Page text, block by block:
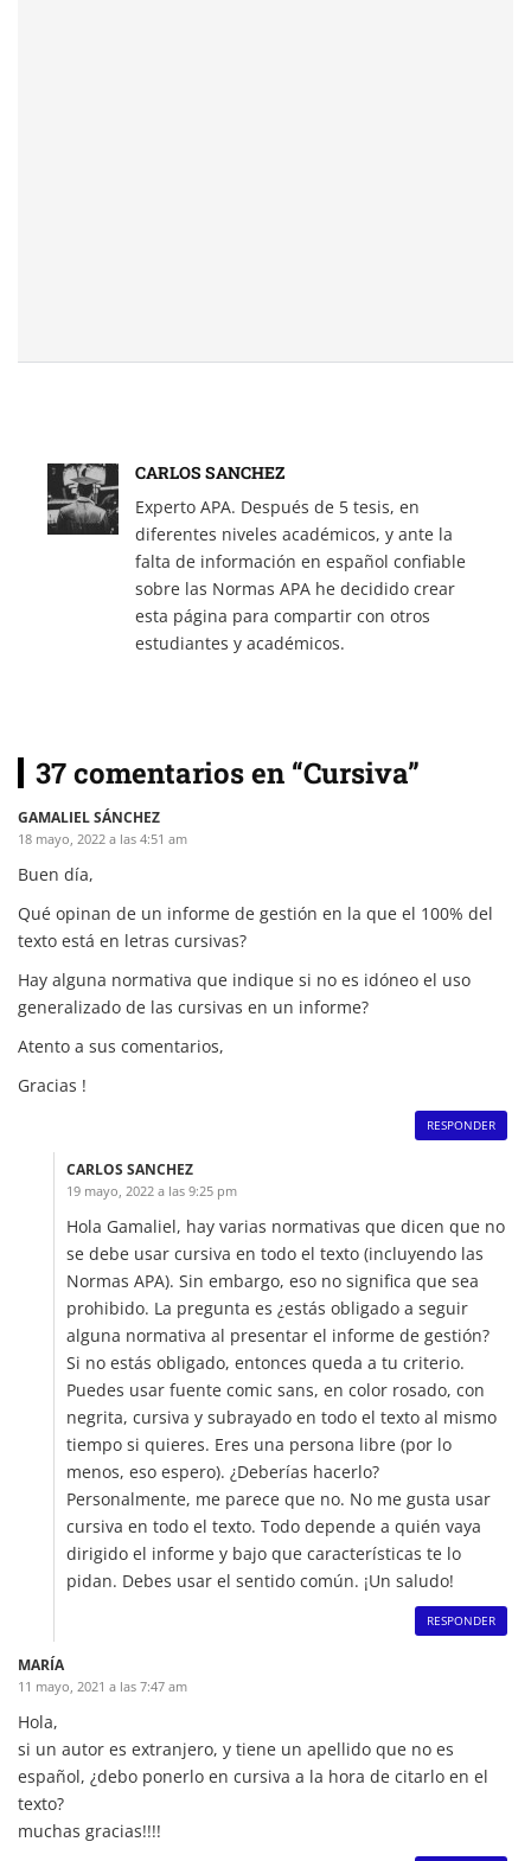
CARLOS SANCHEZ
Experto APA. Después de 5 tesis, en
diferentes niveles académicos, y ante la
falta de información en español confiable
sobre las Normas APA he decidido crear
esta página para compartir con otros
estudiantes y académicos.
37 comentarios en “Cursiva”
GAMALIEL SÁNCHEZ
18 mayo, 2022 a las 4:51 am
Buen día,
Qué opinan de un informe de gestión en la que el 100% del
texto está en letras cursivas?
Hay alguna normativa que indique si no es idóneo el uso
generalizado de las cursivas en un informe?
Atento a sus comentarios,
Gracias !
RESPONDER
CARLOS SANCHEZ
19 mayo, 2022 a las 9:25 pm
Hola Gamaliel, hay varias normativas que dicen que no
se debe usar cursiva en todo el texto (incluyendo las
Normas APA). Sin embargo, eso no significa que sea
prohibido. La pregunta es ¿estás obligado a seguir
alguna normativa al presentar el informe de gestión?
Si no estás obligado, entonces queda a tu criterio.
Puedes usar fuente comic sans, en color rosado, con
negrita, cursiva y subrayado en todo el texto al mismo
tiempo si quieres. Eres una persona libre (por lo
menos, eso espero). ¿Deberías hacerlo?
Personalmente, me parece que no. No me gusta usar
cursiva en todo el texto. Todo depende a quién vaya
dirigido el informe y bajo que características te lo
pidan. Debes usar el sentido común. ¡Un saludo!
RESPONDER
MARÍA
11 mayo, 2021 a las 7:47 am
Hola,
si un autor es extranjero, y tiene un apellido que no es
español, ¿debo ponerlo en cursiva a la hora de citarlo en el
texto?
muchas gracias!!!!